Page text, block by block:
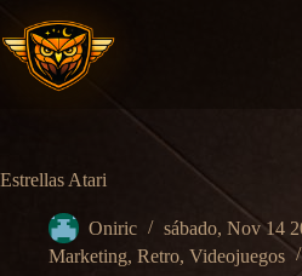
contenido
Estrellas Atari
Oniric
sábado, Nov 14
Marketing, Retro, Videojuegos